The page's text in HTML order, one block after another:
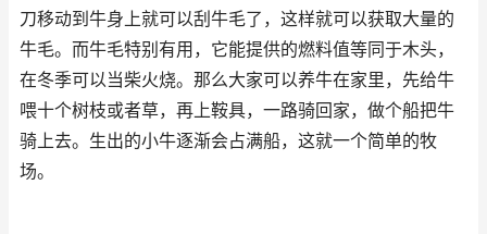
刀移动到牛身上就可以刮牛毛了，这样就可以获取大量的
牛毛。而牛毛特别有用，它能提供的燃料值等同于木头，
在冬季可以当柴火烧。那么大家可以养牛在家里，先给牛
喂十个树枝或者草，再上鞍具，一路骑回家，做个船把牛
骑上去。生出的小牛逐渐会占满船，这就一个简单的牧
场。